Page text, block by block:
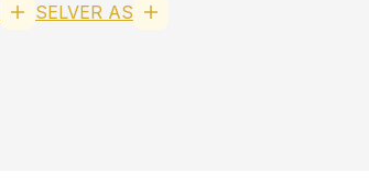
SELVER AS